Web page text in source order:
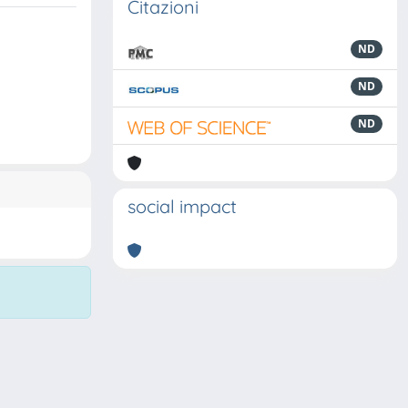
Citazioni
ND
ND
ND
social impact